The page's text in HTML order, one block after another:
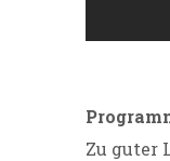
Zu guter